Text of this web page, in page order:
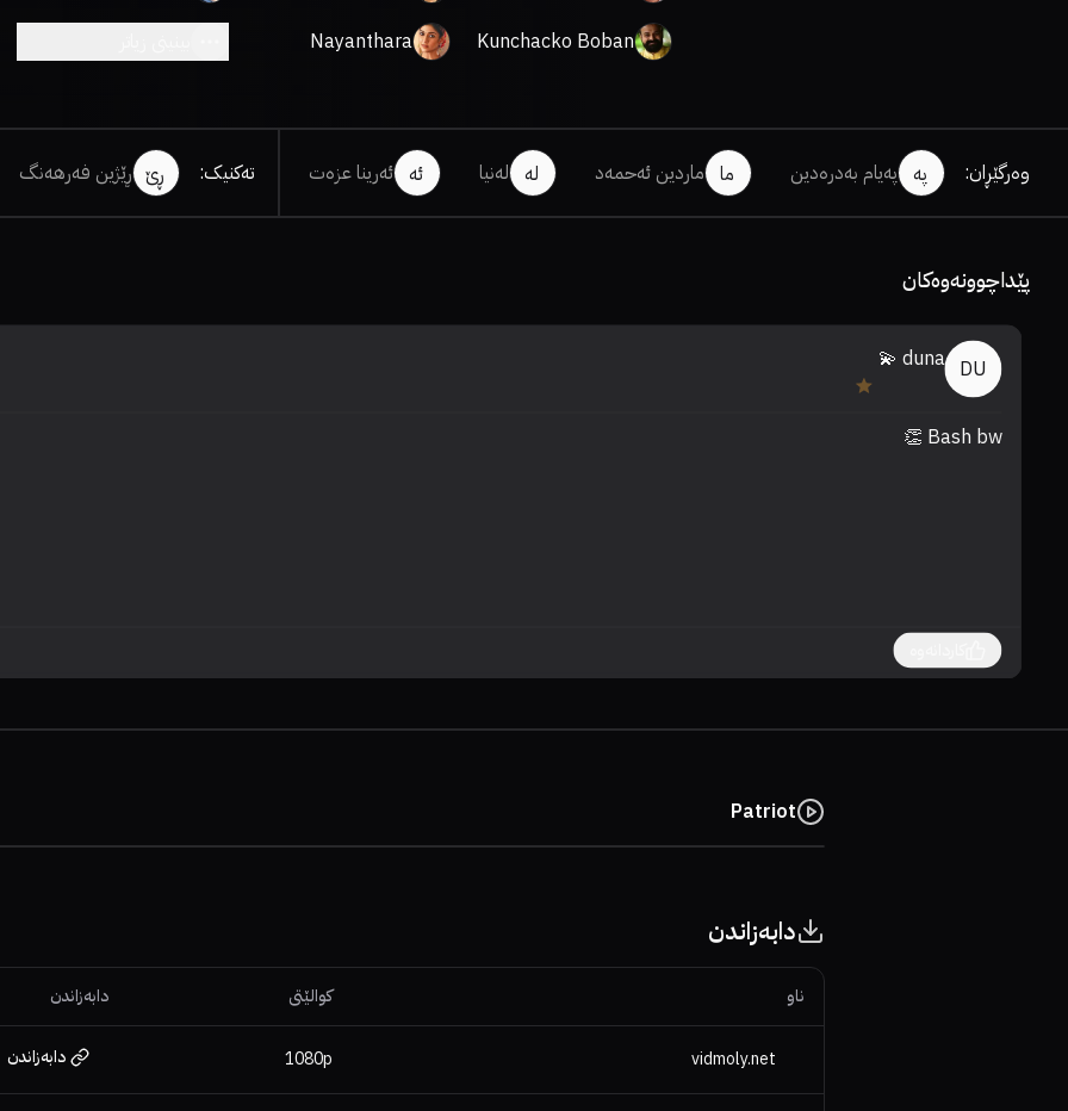
Kunchacko Boban
Nayanthara
وەرگێڕان: پە پەیام بەدرەدین ما ماردین ئەحمەد لە لەنیا ئە ئەرینا عزەت تەکنیک: ڕێ ڕێژین فەرهەنگ
پێداچوونەوەکان
DU
duna 💫
Bash bw 👏
Patriot
دابەزاندن
ناو کوالێتی دابەزاندن
vidmoly.net
1080p دابەزاندن